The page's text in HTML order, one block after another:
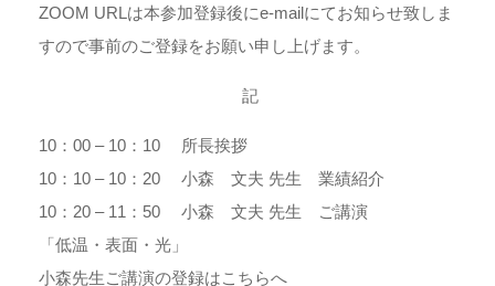
ZOOM URLは本参加登録後にe-mailにてお知らせ致しま
すので事前のご登録をお願い申し上げます。
記
10：00 – 10：10 所長挨拶
10：10 – 10：20 小森 文夫 先生 業績紹介
10：20 – 11：50 小森 文夫 先生 ご講演
「低温・表面・光」
小森先生ご講演の登録はこちらへ